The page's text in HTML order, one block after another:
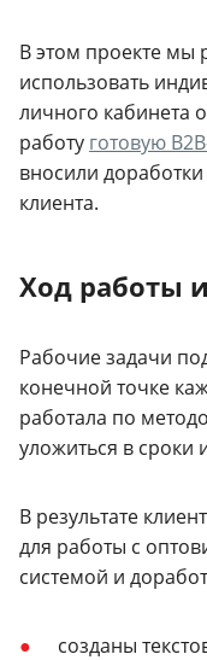
В этом проекте мы
использовать
личного кабинета
работу готовую
вносили
клиента.
Ход работы
Рабочие задачи
конечной точке
работала по
уложиться в сроки
В результате
для работы с
системой и
созданы